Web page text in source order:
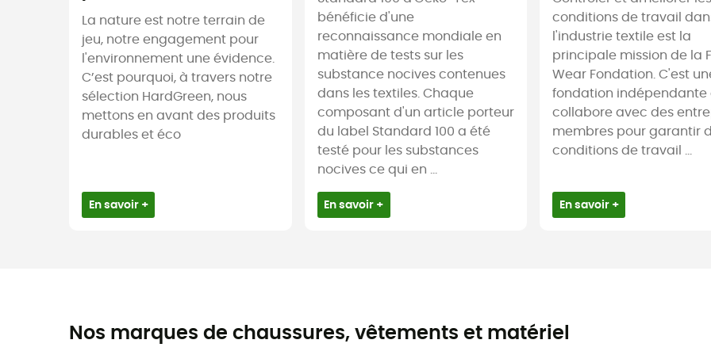
La nature est notre terrain de
jeu, notre engagement pour
l'environnement une évidence.
C’est pourquoi, à travers notre
sélection HardGreen, nous
mettons en avant des produits
durables et éco
En savoir +
bénéficie d'une
reconnaissance mondiale en
matière de tests sur les
substance nocives contenues
dans les textiles. Chaque
composant d'un article porteur
du label Standard 100 a été
testé pour les substances
nocives ce qui en ...
En savoir +
conditions de travail
l'industrie textile est la
principale mission de la
Wear Fondation. C'est
fondation indépendante
collabore avec des
membres pour garantir
conditions de travail ...
En savoir +
Nos marques de chaussures, vêtements et matériel